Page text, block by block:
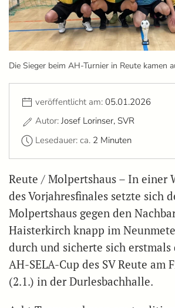
Die Sieger beim AH-Turnier in Reute kamen
veröffentlicht am: 05.01.2026
Autor: Josef Lorinser, SVR
Lesedauer: ca. 2 Minuten
Reute / Molpertshaus – In einer
des Vorjahresfinales setzte sich
Molpertshaus gegen den
Haisterkirch knapp im
durch und sicherte sich erstmals
AH-SELA-Cup des SV Reute am
(2.1.) in der Durlesbachhalle.